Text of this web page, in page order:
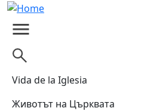
Skip to main content
Vida de la Iglesia
Животът на Църквата